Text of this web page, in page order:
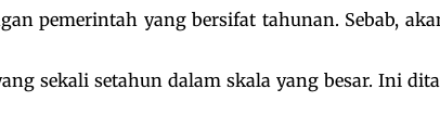
pemerintah yang bersifat tahunan. Sebab,
sekali setahun dalam skala yang besar. Ini